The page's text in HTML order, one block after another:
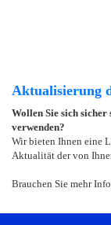
Aktualisierung
Wollen Sie sich sicher
verwenden?
Wir bieten Ihnen eine
Aktualität der von
Brauchen Sie mehr